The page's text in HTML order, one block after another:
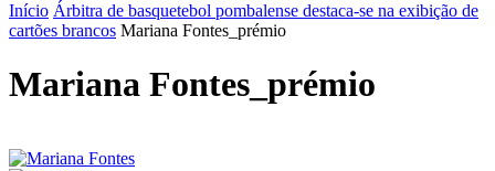
Início Árbitra de basquetebol pombalense destaca-se na exibição de
cartões brancos Mariana Fontes_prémio
Mariana Fontes_prémio